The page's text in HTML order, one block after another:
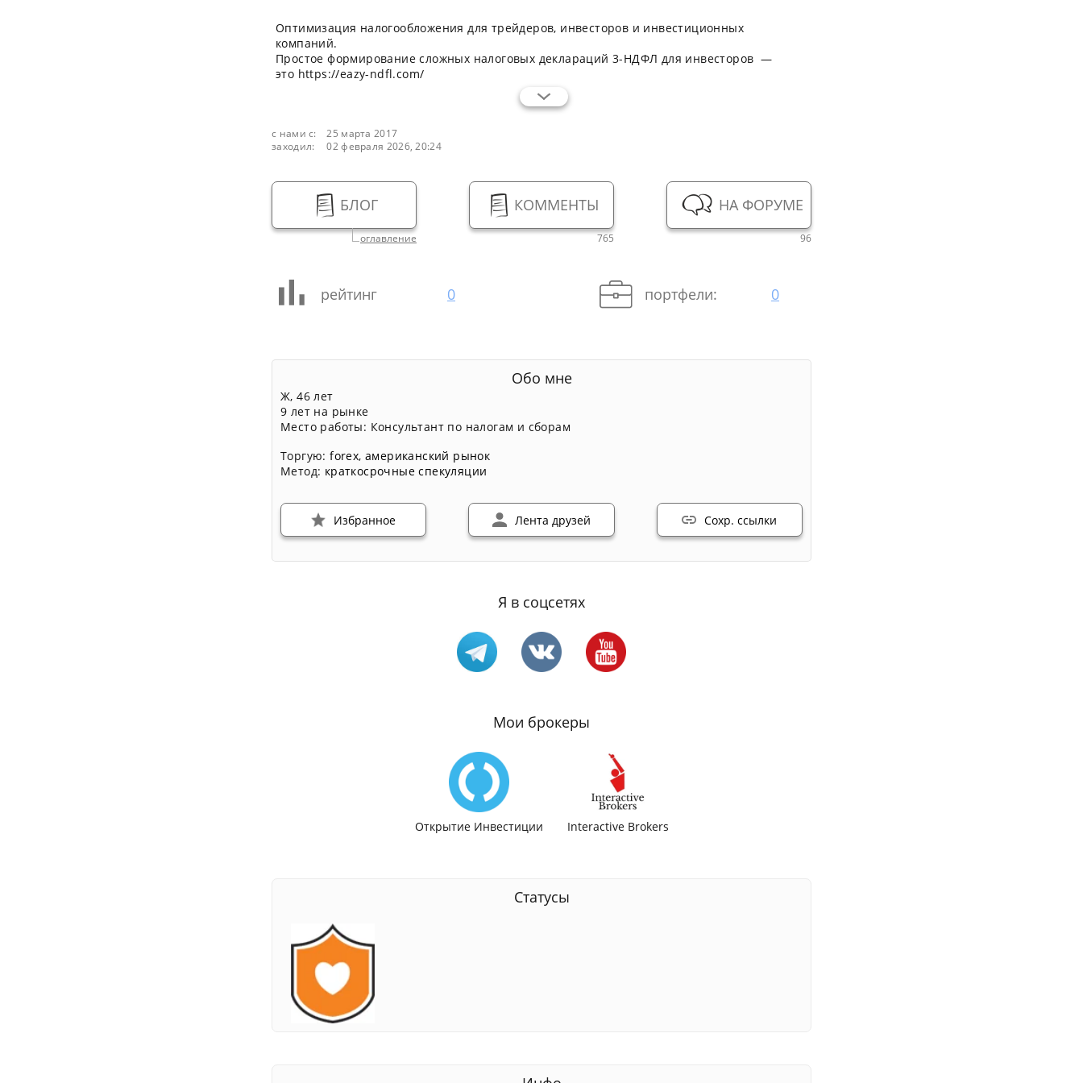
Оптимизация налогообложения для трейдеров, инвесторов и инвестиционных
компаний.
Простое формирование сложных налоговых деклараций 3-НДФЛ для инвесторов —
это https://eazy-ndfl.com/
с нами с:
25 марта 2017
заходил:
02 февраля 2026, 20:24
БЛОГ
оглавление
КОММЕНТЫ
765
НА ФОРУМЕ
96
рейтинг 0 портфели: 0
Обо мне
Ж, 46 лет
9 лет на рынке
Место работы: Консультант по налогам и сборам
Торгую:forex,американский рынок
Метод: краткосрочные спекуляции
Избранное Лента друзей Сохр. ссылки
Я в соцсетях
Мои брокеры
Открытие Инвестиции Interactive Brokers
Статусы